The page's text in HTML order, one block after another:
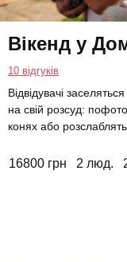
Вікенд у
10 відгуків
Відвідувачі
на свій розсуд:
конях або
16800 грн 2 люд.